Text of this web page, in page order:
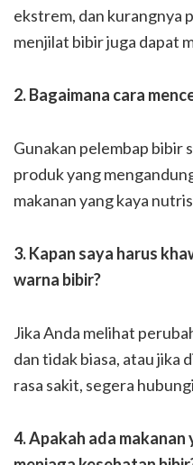
ekstrem, dan kurangnya
menjilat bibir juga dapat
2. Bagaimana cara
Gunakan pelembap bibir
produk yang
makanan yang kaya
3. Kapan saya harus
warna bibir?
Jika Anda melihat
dan tidak biasa, atau jika
rasa sakit, segera
4. Apakah ada